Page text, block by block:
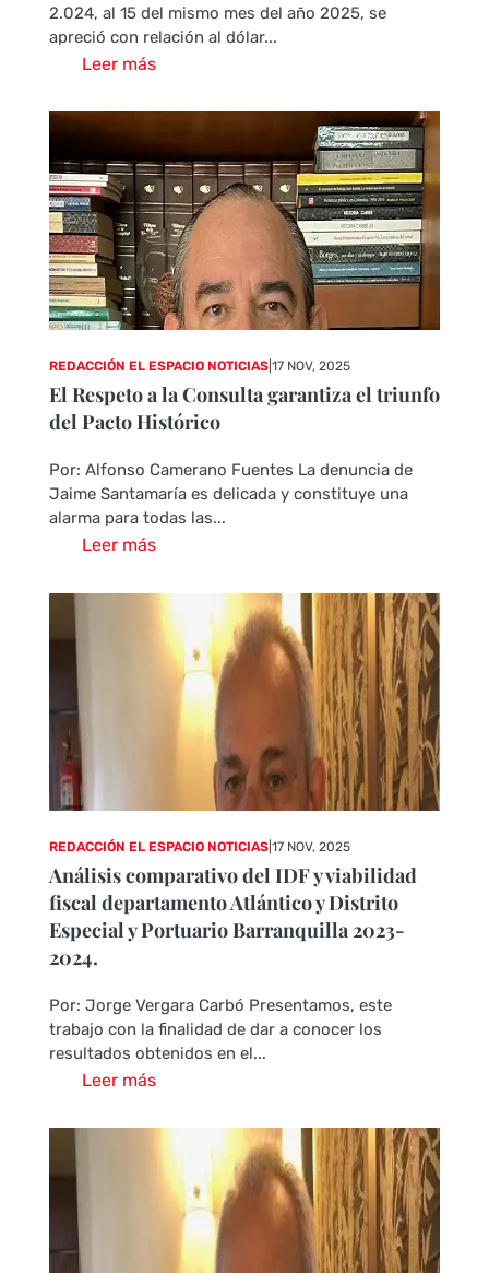
2.024, al 15 del mismo mes del año 2025, se
apreció con relación al dólar...
Leer más
REDACCIÓN EL ESPACIO NOTICIAS| 17 NOV, 2025
El Respeto a la Consulta garantiza el triunfo
del Pacto Histórico
Por: Alfonso Camerano Fuentes La denuncia de
Jaime Santamaría es delicada y constituye una
alarma para todas las...
Leer más
REDACCIÓN EL ESPACIO NOTICIAS| 17 NOV, 2025
Análisis comparativo del IDF y viabilidad
fiscal departamento Atlántico y Distrito
Especial y Portuario Barranquilla 2023-
2024.
Por: Jorge Vergara Carbó Presentamos, este
trabajo con la finalidad de dar a conocer los
resultados obtenidos en el...
Leer más